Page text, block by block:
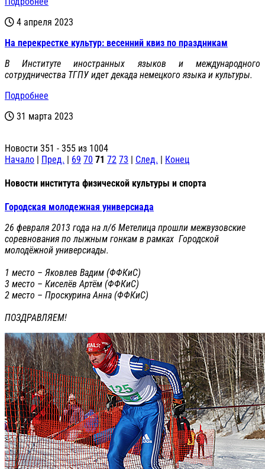
4 апреля 2023
На перекрестке культур: весенний квиз по праздникам
В Институте иностранных языков и международного
сотрудничества ТГПУ идет декада немецкого языка и культуры.
Подробнее
31 марта 2023
Новости 351 - 355 из 1004
Начало | Пред. | 69 70 71 72 73 | След. | Конец
Новости института физической культуры и спорта
Городская молодежная универсиада
26 февраля 2013 года на л/б Метелица прошли межвузовские
соревнования по лыжным гонкам в рамках Городской
молодёжной универсиады.
1 место – Яковлев Вадим (ФФКиС)
3 место – Киселёв Артём (ФФКиС)
2 место – Проскурина Анна (ФФКиС)
ПОЗДРАВЛЯЕМ!